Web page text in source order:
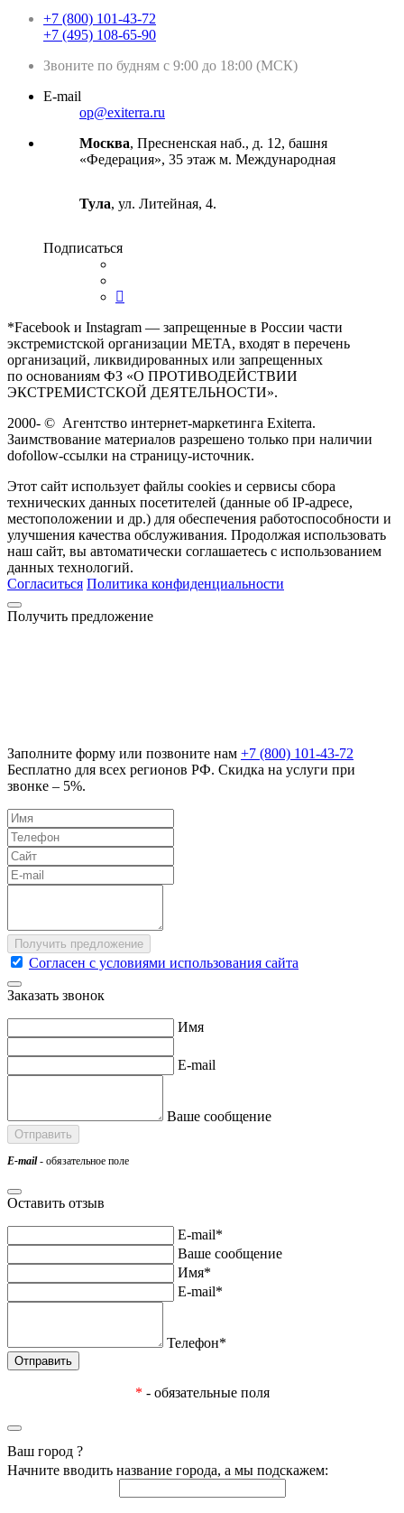
+7 (800) 101-43-72
+7 (495) 108-65-90
Звоните по будням с 9:00 до 18:00 (МСК)
E-mail
op@exiterra.ru
Москва, Пресненская наб., д. 12, башня
«Федерация», 35 этаж м. Международная
Тула, ул. Литейная, 4.
Подписаться
*Facebook и Instagram — запрещенные в России части
экстремистской организации META, входят в перечень
организаций, ликвидированных или запрещенных
по основаниям ФЗ «О ПРОТИВОДЕЙСТВИИ
ЭКСТРЕМИСТСКОЙ ДЕЯТЕЛЬНОСТИ».
2000- © Агентство интернет-маркетинга Exiterra.
Заимствование материалов разрешено только при наличии
dofollow-ссылки на страницу-источник.
Этот сайт использует файлы cookies и сервисы сбора
технических данных посетителей (данные об IP-адресе,
местоположении и др.) для обеспечения работоспособности и
улучшения качества обслуживания. Продолжая использовать
наш сайт, вы автоматически соглашаетесь с использованием
данных технологий.
Согласиться Политика конфиденциальности
Получить предложение
Заполните форму или позвоните нам +7 (800) 101-43-72
Бесплатно для всех регионов РФ. Скидка на услуги при
звонке – 5%.
Согласен с условиями использования сайта
Заказать звонок
Имя
E-mail
Ваше сообщение
E-mail- обязательное поле
Оставить отзыв
E-mail*
Ваше сообщение
Имя*
E-mail*
Телефон*
* - обязательные поля
Ваш город ?
Начните вводить название города, а мы подскажем: